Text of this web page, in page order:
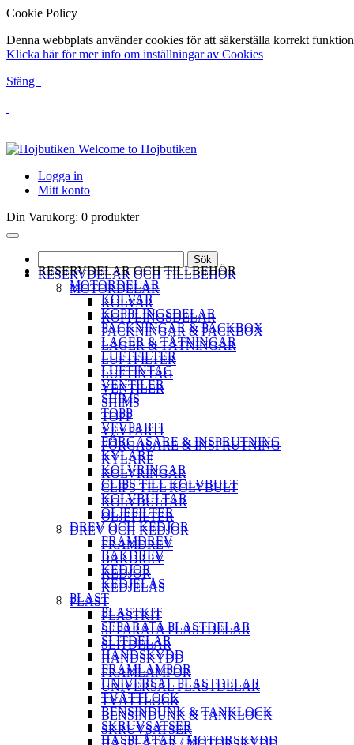
Cookie Policy
Denna webbplats använder cookies för att säkerställa korrekt
Klicka här för mer info om inställningar av Cookies
Stäng
Welcome to Hojbutiken
Logga in
Mitt konto
Din Varukorg: 0 produkter
Sök
RESERVDELAR OCH TILLBEHÖR
MOTORDELAR
KOLVAR
KOPPLINGSDELAR
PACKNINGAR & PACKBOX
LAGER & TÄTNINGAR
LUFTFILTER
LUFTINTAG
VENTILER
SHIMS
TOPP
VEVPARTI
FÖRGASARE & INSPRUTNING
KYLARE
KOLVRINGAR
CLIPS TILL KOLVBULT
KOLVBULTAR
OLJEFILTER
DREV OCH KEDJOR
FRAMDREV
BAKDREV
KEDJOR
KEDJELÅS
PLAST
PLASTKIT
SEPARATA PLASTDELAR
SLITDELAR
HANDSKYDD
FRAMLAMPOR
UNIVERSAL PLASTDELAR
TVÄTTLOCK
BENSINDUNK & TANKLOCK
SKRUVSATSER
RESERVDELAR OCH TILLBEHÖR
MOTORDELAR
KOLVAR
KOPPLINGSDELAR
PACKNINGAR & PACKBOX
LAGER & TÄTNINGAR
LUFTFILTER
LUFTINTAG
VENTILER
SHIMS
TOPP
VEVPARTI
FÖRGASARE & INSPRUTNING
KYLARE
KOLVRINGAR
CLIPS TILL KOLVBULT
KOLVBULTAR
OLJEFILTER
DREV OCH KEDJOR
FRAMDREV
BAKDREV
KEDJOR
KEDJELÅS
PLAST
PLASTKIT
SEPARATA PLASTDELAR
SLITDELAR
HANDSKYDD
FRAMLAMPOR
UNIVERSAL PLASTDELAR
TVÄTTLOCK
BENSINDUNK & TANKLOCK
SKRUVSATSER
HASPLÅTAR / MOTORSKYDD